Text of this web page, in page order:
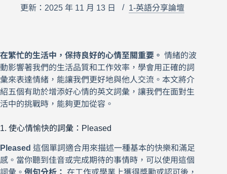
更新：2025 年 11 月 13 日
1-英語分享論壇
在繁忙的生活中，保持良好的心情至關重要。 情緒的波
動影響著我們的生活品質和工作效率，學會用正確的詞
彙來表達情緒，能讓我們更好地與他人交流。本文將介
紹五個有助於增添好心情的英文詞彙，讓我們在面對生
活中的挑戰時，能夠更加從容。
1. 使心情愉快的詞彙：Pleased
Pleased 這個單詞適合用來描述一種基本的快樂和滿足
感。當你聽到佳音或完成期待的事情時，可以使用這個
詞彙。 例句分析： 在工作或學業上獲得獎勵或認可後，